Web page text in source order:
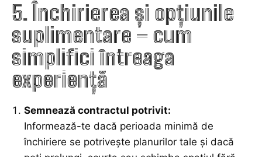
5. Închirierea și opțiunile
suplimentare – cum
simplifici întreaga
experiență
Semnează contractul potrivit:
Informează-te dacă perioada minimă de
închiriere se potrivește planurilor tale și dacă